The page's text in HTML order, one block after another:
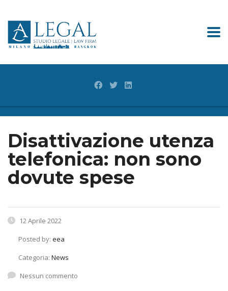
Disattivazione utenza
telefonica: non sono
dovute spese
12 Aprile 2022
Posted by: eea
Categoria: News
Nessun commento